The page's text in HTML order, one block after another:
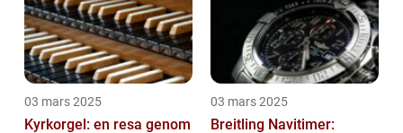
03 mars 2025
Kyrkorgel: en resa genom
03 mars 2025
Breitling Navitimer: